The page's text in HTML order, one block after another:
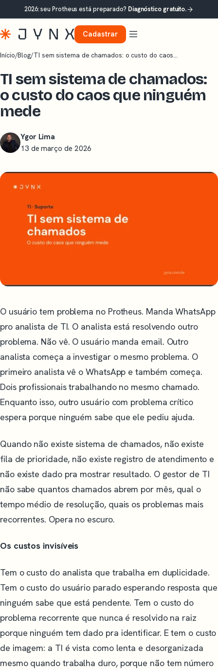
2026: seu Protheus está preparado? Diagnóstico gratuito.
Cadastrar
Início/Blog/TI sem sistema de chamados: o custo do caos…
TI sem sistema de chamados:
o custo do caos que ninguém
mede
Ygor Lima
13 de março de 2026
O usuário tem problema no Protheus. Manda WhatsApp
pro analista de TI. O analista está resolvendo outro
problema. Não vê. O usuário manda email. Outro
analista começa a investigar o mesmo problema. O
primeiro analista vê o WhatsApp e também começa.
Dois profissionais trabalhando no mesmo chamado.
Enquanto isso, outro usuário com problema crítico
espera porque ninguém sabe que ele pediu ajuda.
Quando não existe sistema de chamados, não existe
fila de prioridade, não existe registro de atendimento e
não existe dado pra mostrar resultado. O gestor de TI
não sabe quantos chamados abrem por mês, qual o
tempo médio de resolução, quais os problemas mais
recorrentes. Opera no escuro.
Os custos invisíveis
Tem o custo do analista que trabalha em duplicidade.
Tem o custo do usuário parado esperando resposta que
ninguém sabe que está pendente. Tem o custo do
problema recorrente que nunca é resolvido na raiz
porque ninguém tem dado pra identificar. E tem o custo
de imagem: a TI é vista como lenta e desorganizada
mesmo quando trabalha duro, porque não tem número